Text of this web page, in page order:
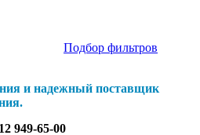
Подбор фильтров
и надежный поставщик
949-65-00